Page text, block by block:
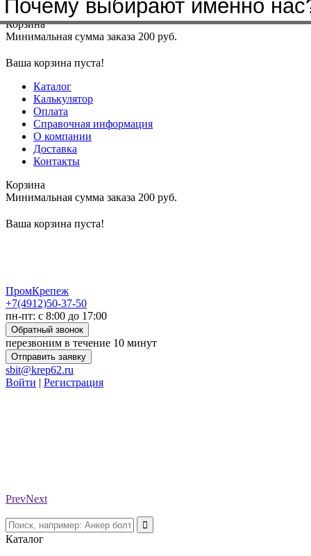
Меню+7(4912)50-37-50sbit@krep62.ru
Корзина
Минимальная сумма заказа 200 руб.
Ваша корзина пуста!
Каталог
Калькулятор
Оплата
Справочная информация
О компании
Доставка
Контакты
Корзина
Минимальная сумма заказа 200 руб.
Ваша корзина пуста!
ПромКрепеж
+7(4912)50-37-50
пн-пт: с 8:00 до 17:00
Обратный звонок
перезвоним в течение 10 минут
Отправить заявку
sbit@krep62.ru
Войти | Регистрация
PrevNext
Каталог
Почему выбирают именно